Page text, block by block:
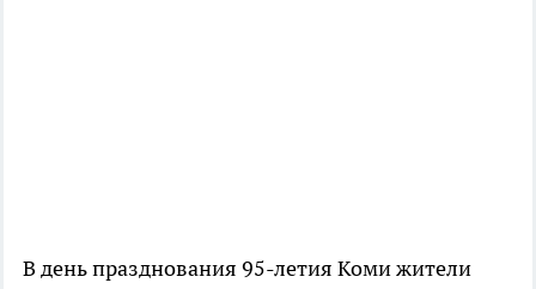
В день празднования 95-летия Коми жители